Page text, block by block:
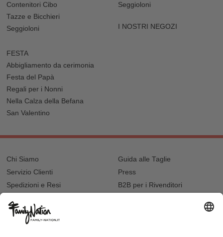
Contenitori Cibo
Tazze e Bicchieri
Seggioloni
Seggioloni
I NOSTRI NEGOZI
FESTA
Abbigliamento da cerimonia
Festa del Papà
Regali per i Nonni
Nella Calza della Befana
San Valentino
Chi Siamo
Servizio Clienti
Spedizioni e Resi
Recupero password?
Lista regalo e nascita
Guida alle Taglie
Press
B2B per i Rivenditori